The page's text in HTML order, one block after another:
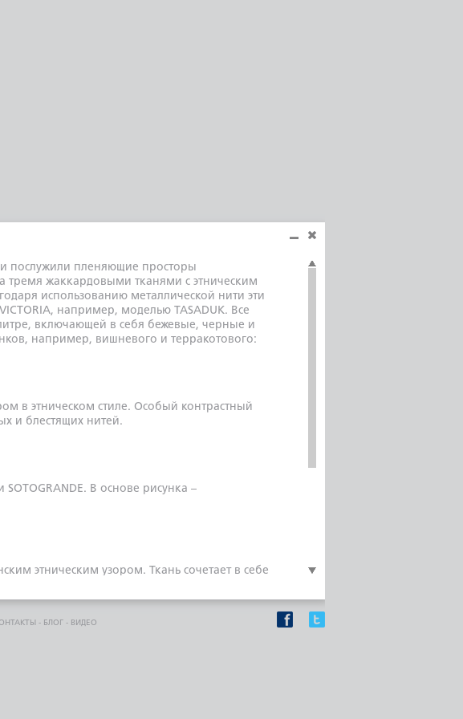
послужили пленяющие просторы
тремя жаккардовыми тканями с этническим
использованию металлической нити эти
например, моделью TASADUK. Все
включающей в себя бежевые, черные и
например, вишневого и терракотового:
в этническом стиле. Особый контрастный
и блестящих нитей.
В основе рисунка –
этническим узором. Ткань сочетает в себе
- БЛОГ - ВИДЕО